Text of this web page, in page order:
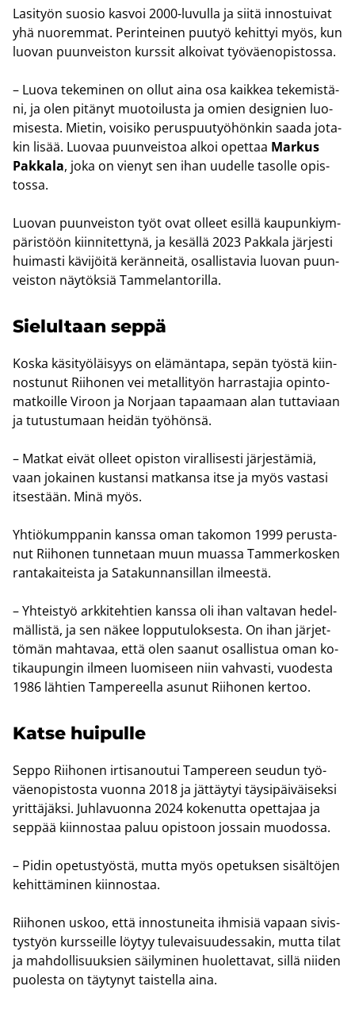
La­si­työn suo­sio kas­voi 2000-​luvulla ja siitä in­nos­tui­vat
yhä nuo­rem­mat. Pe­rin­tei­nen puu­työ ke­hit­tyi myös, kun
luo­van puun­veis­ton kurs­sit al­koi­vat työ­väen­opis­tos­sa.
– Luova te­ke­mi­nen on ollut aina osa kaik­kea te­ke­mis­tä­
ni, ja olen pi­tä­nyt muo­toi­lus­ta ja omien de­sig­nien luo­
mi­ses­ta. Mie­tin, voi­si­ko pe­rus­puu­työ­hön­kin saada jo­ta­
kin lisää. Luo­vaa puun­veis­toa alkoi opet­taa Mar­kus
Pak­ka­la, joka on vie­nyt sen ihan uu­del­le ta­sol­le opis­
tos­sa.
Luo­van puun­veis­ton työt ovat ol­leet esil­lä kau­pun­kiym­
pä­ris­töön kiin­ni­tet­ty­nä, ja ke­säl­lä 2023 Pak­ka­la jär­jes­ti
hui­mas­ti kä­vi­jöi­tä ke­rän­nei­tä, osal­lis­ta­via luo­van puun­
veis­ton näy­tök­siä Tam­me­lan­to­ril­la.
Sie­lul­taan seppä
Koska kä­si­työ­läi­syys on elä­män­ta­pa, sepän työs­tä kiin­
nos­tu­nut Rii­ho­nen vei me­tal­li­työn har­ras­ta­jia opin­to­
mat­koil­le Vi­roon ja Nor­jaan ta­paa­maan alan tut­ta­vi­aan
ja tu­tus­tu­maan hei­dän työ­hön­sä.
– Mat­kat eivät ol­leet opis­ton vi­ral­li­ses­ti jär­jes­tä­miä,
vaan jo­kai­nen kus­tan­si mat­kan­sa itse ja myös vas­ta­si
it­ses­tään. Minä myös.
Yh­tiö­kump­pa­nin kans­sa oman ta­ko­mon 1999 pe­rus­ta­
nut Rii­ho­nen tun­ne­taan muun muas­sa Tam­mer­kos­ken
ran­ta­kai­teis­ta ja Sa­ta­kun­nan­sil­lan il­mees­tä.
– Yh­teis­työ ark­ki­teh­tien kans­sa oli ihan val­ta­van he­del­
mäl­lis­tä, ja sen näkee lop­pu­tu­lok­ses­ta. On ihan jär­jet­
tö­män mah­ta­vaa, että olen saa­nut osal­lis­tua oman ko­
ti­kau­pun­gin il­meen luo­mi­seen niin vah­vas­ti, vuo­des­ta
1986 läh­tien Tam­pe­reel­la asu­nut Rii­ho­nen ker­too.
Katse hui­pul­le
Seppo Rii­ho­nen ir­ti­sa­nou­tui Tam­pe­reen seu­dun työ­
väen­opis­tos­ta vuon­na 2018 ja jät­täy­tyi täy­si­päi­väi­sek­si
yrit­tä­jäk­si. Juh­la­vuon­na 2024 ko­ke­nut­ta opet­ta­jaa ja
sep­pää kiin­nos­taa paluu opis­toon jos­sain muo­dos­sa.
– Pidin ope­tus­työs­tä, mutta myös ope­tuk­sen si­säl­tö­jen
ke­hit­tä­mi­nen kiin­nos­taa.
Rii­ho­nen uskoo, että in­nos­tu­nei­ta ih­mi­siä va­paan si­vis­
tys­työn kurs­seil­le löy­tyy tu­le­vai­suu­des­sa­kin, mutta tilat
ja mah­dol­li­suuk­sien säi­ly­mi­nen huo­let­ta­vat, sillä nii­den
puo­les­ta on täy­ty­nyt tais­tel­la aina.